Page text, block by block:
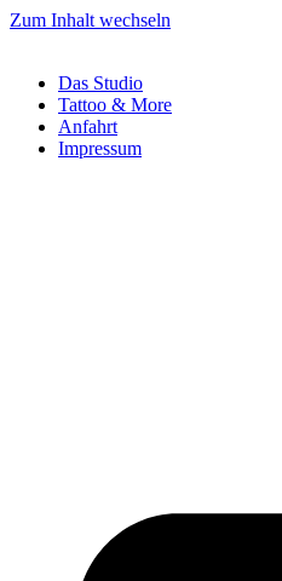
Zum Inhalt wechseln
Das Studio
Tattoo & More
Anfahrt
Impressum